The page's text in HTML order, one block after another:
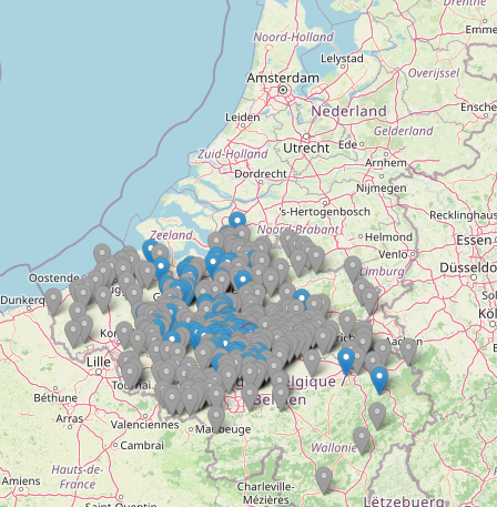
Ronde Van Flandriën
Schapentocht
Het lossen van de kunst
Kerkstraten
7 rollen van Steven Seagal
Dodentocht
Redelijk slecht weer
In vogelvlucht